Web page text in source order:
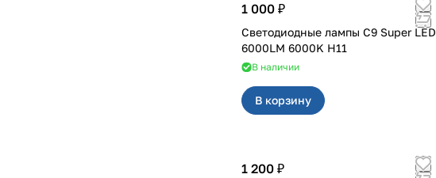
1 000 ₽
Светодиодные лампы C9 Super LED
6000LM 6000K H11
В наличии
В корзину
1 200 ₽